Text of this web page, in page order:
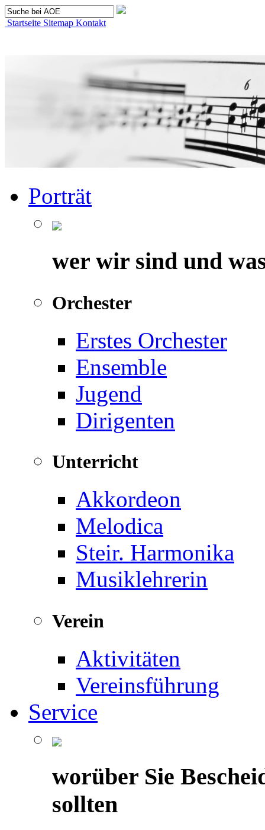
Startseite Sitemap Kontakt
Porträt
wer wir sind und
Orchester
Erstes Orchester
Ensemble
Jugend
Dirigenten
Unterricht
Akkordeon
Melodica
Steir. Harmonika
Musiklehrerin
Verein
Aktivitäten
Vereinsführung
Service
worüber Sie
sollten